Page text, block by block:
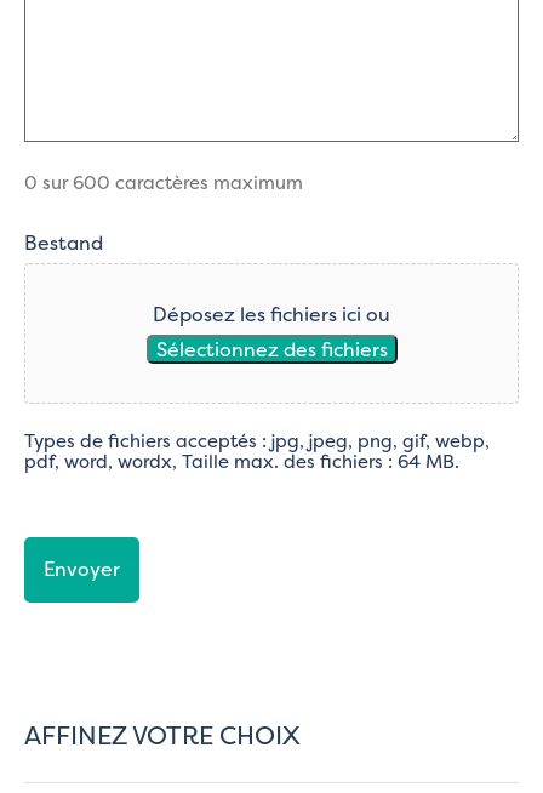
0 sur 600 caractères maximum
Bestand
Déposez les fichiers ici ou
Sélectionnez des fichiers
Types de fichiers acceptés : jpg, jpeg, png, gif, webp,
pdf, word, wordx, Taille max. des fichiers : 64 MB.
AFFINEZ VOTRE CHOIX